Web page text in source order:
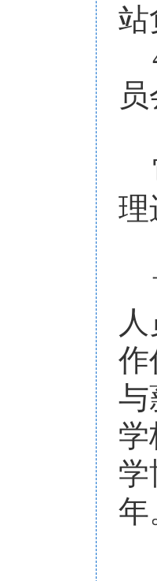
站
理
作
与
学
学
年